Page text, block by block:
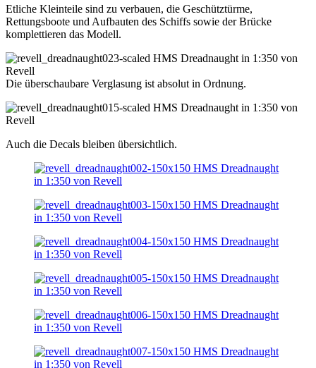
Etliche Kleinteile sind zu verbauen, die Geschütztürme,
Rettungsboote und Aufbauten des Schiffs sowie der Brücke
komplettieren das Modell.
Die überschaubare Verglasung ist absolut in Ordnung.
Auch die Decals bleiben übersichtlich.